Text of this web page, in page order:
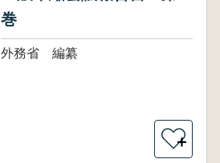
巻
外務省 編纂
＋